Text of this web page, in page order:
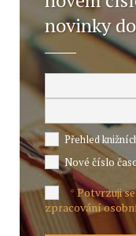
novinky
Přehled
Nové číslo
*Potvrzuji
zpracování